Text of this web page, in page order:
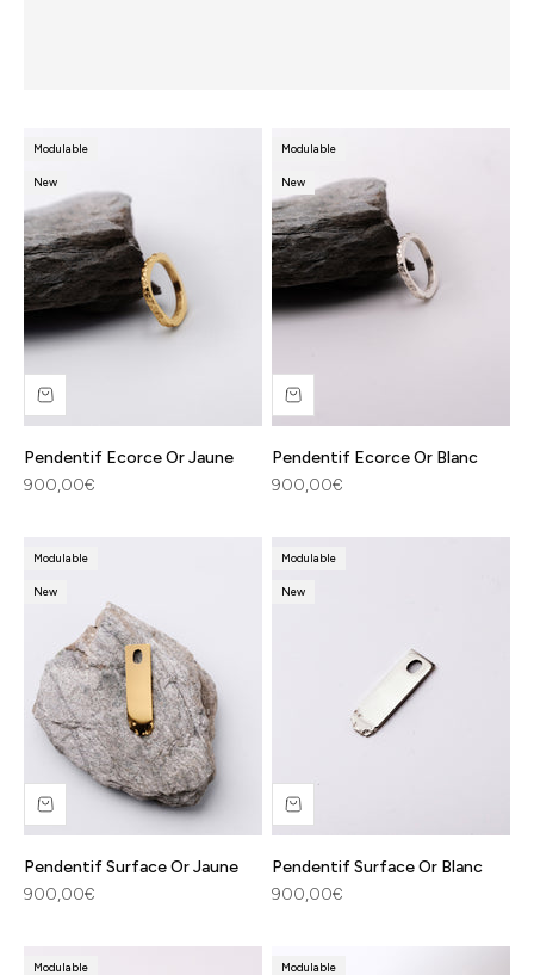
Modulable
New
Pendentif Ecorce Or Jaune
Prix de vente
900,00€
Modulable
New
Pendentif Ecorce Or Blanc
Prix de vente
900,00€
Modulable
New
Pendentif Surface Or Jaune
Prix de vente
900,00€
Modulable
New
Pendentif Surface Or Blanc
Prix de vente
900,00€
Modulable Modulable